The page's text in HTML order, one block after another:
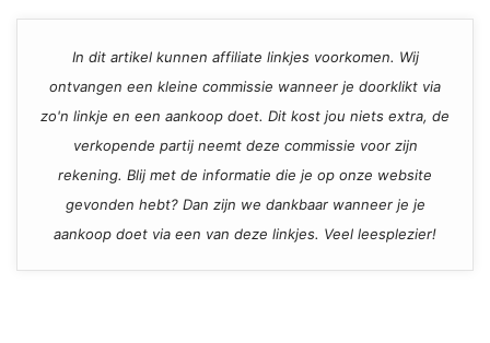
In dit artikel kunnen affiliate linkjes voorkomen. Wij
ontvangen een kleine commissie wanneer je doorklikt via
zo'n linkje en een aankoop doet. Dit kost jou niets extra, de
verkopende partij neemt deze commissie voor zijn
rekening. Blij met de informatie die je op onze website
gevonden hebt? Dan zijn we dankbaar wanneer je je
aankoop doet via een van deze linkjes. Veel leesplezier!